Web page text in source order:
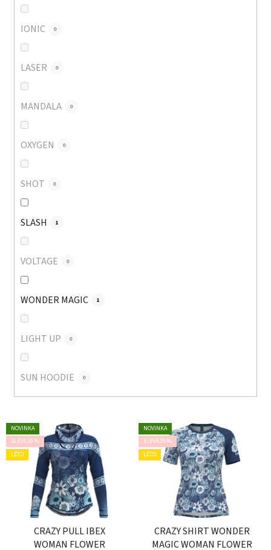
IONIC 0
LASER 0
MANDALA 0
OXYGEN 0
SHOT 0
SLASH 1
VOLTAGE 0
WONDER MAGIC 1
LIGHT UP 0
SUN HOODIE 0
V
ý
p
NOVINKA
SLEVA 20 %
LÉTO
CRAZY PULL IBEX
WOMAN FLOWER
NOVINKA
SLEVA 20 %
LÉTO
CRAZY SHIRT WONDER
MAGIC WOMAN FLOWER